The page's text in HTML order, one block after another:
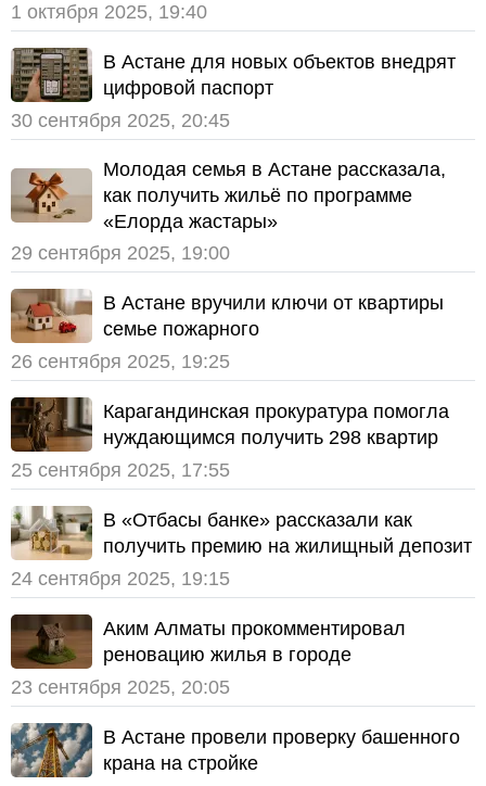
1 октября 2025, 19:40
В Астане для новых объектов внедрят
цифровой паспорт
30 сентября 2025, 20:45
Молодая семья в Астане рассказала,
как получить жильё по программе
«Елорда жастары»
29 сентября 2025, 19:00
В Астане вручили ключи от квартиры
семье пожарного
26 сентября 2025, 19:25
Карагандинская прокуратура помогла
нуждающимся получить 298 квартир
25 сентября 2025, 17:55
В «Отбасы банке» рассказали как
получить премию на жилищный депозит
24 сентября 2025, 19:15
Аким Алматы прокомментировал
реновацию жилья в городе
23 сентября 2025, 20:05
В Астане провели проверку башенного
крана на стройке